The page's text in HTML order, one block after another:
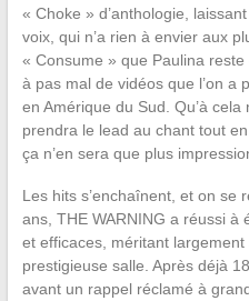
« Choke » d’anthologie,
voix, qui n’a rien à envier aux
« Consume » que Paulina
à pas mal de vidéos que l’on a
en Amérique du Sud. Qu’à
prendra le lead au chant tout
ça n’en sera que plus
Les hits s’enchaînent, et on se
ans, THE WARNING a réussi à
et efficaces, méritant
prestigieuse salle. Après déjà
avant un rappel réclamé à